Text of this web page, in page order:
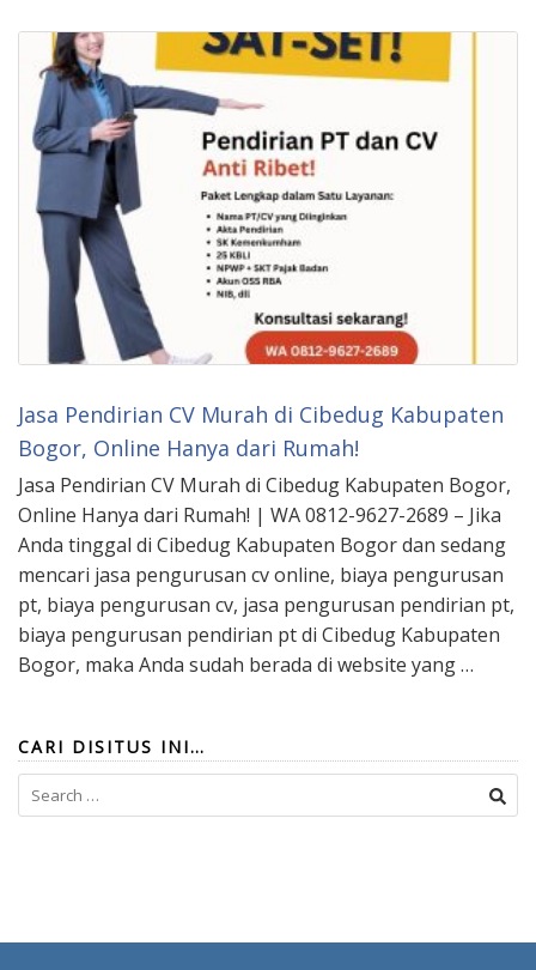
Jasa Pendirian CV Murah di Cibedug Kabupaten
Bogor, Online Hanya dari Rumah!
Jasa Pendirian CV Murah di Cibedug Kabupaten Bogor,
Online Hanya dari Rumah! | WA 0812-9627-2689 – Jika
Anda tinggal di Cibedug Kabupaten Bogor dan sedang
mencari jasa pengurusan cv online, biaya pengurusan
pt, biaya pengurusan cv, jasa pengurusan pendirian pt,
biaya pengurusan pendirian pt di Cibedug Kabupaten
Bogor, maka Anda sudah berada di website yang …
CARI DISITUS INI…
Search
for: